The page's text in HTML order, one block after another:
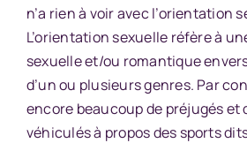
n’a rien à voir avec l’orientation
L’orientation sexuelle réfère à
sexuelle et/ou romantique
d’un ou plusieurs genres. Par
encore beaucoup de préjugés et
véhiculés à propos des sports